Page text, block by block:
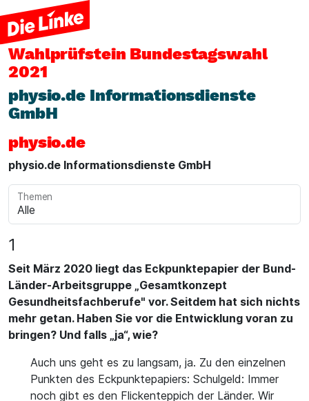
Wahlprüfstein Bundestagswahl
2021
physio.de Informationsdienste
GmbH
physio.de
physio.de Informationsdienste GmbH
Themen
1
Seit März 2020 liegt das Eckpunktepapier der Bund-
Länder-Arbeitsgruppe „Gesamtkonzept
Gesundheitsfachberufe" vor. Seitdem hat sich nichts
mehr getan. Haben Sie vor die Entwicklung voran zu
bringen? Und falls „ja“, wie?
Auch uns geht es zu langsam, ja. Zu den einzelnen
Punkten des Eckpunktepapiers: Schulgeld: Immer
noch gibt es den Flickenteppich der Länder. Wir